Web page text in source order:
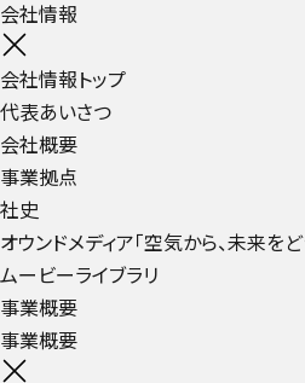
会社情報
会社情報トップ
代表あいさつ
会社概要
事業拠点
社史
オウンドメディア「空気から、未来をど
ムービーライブラリ
事業概要
事業概要